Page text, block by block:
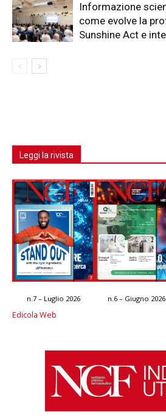
Informazione
come evolve la
Sunshine Act e
Leggi la rivista
n.7 – Luglio 2026 n.6 – Giugno 2026
Edicola Web